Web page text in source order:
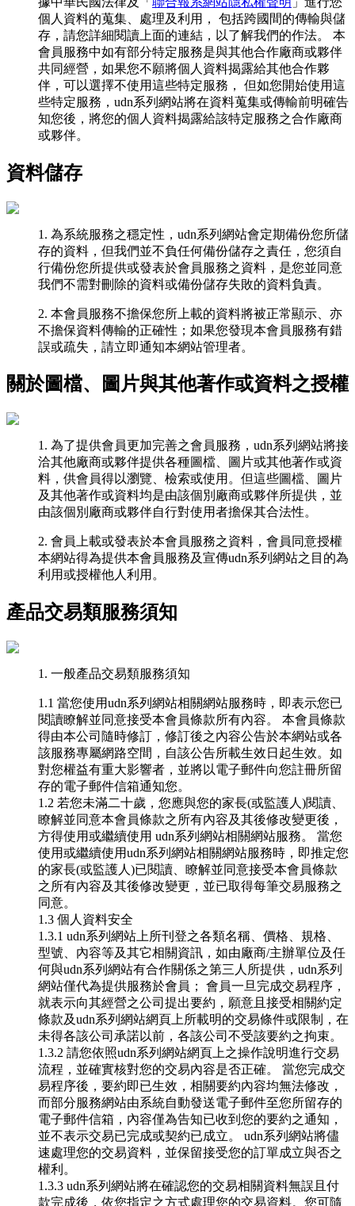
個人資料的蒐集、處理及利用， 包括跨國間的傳輸與儲
存，請您詳細閱讀上面的連結，以了解我們的作法。 本
會員服務中如有部分特定服務是與其他合作廠商或夥伴
共同經營，如果您不願將個人資料揭露給其他合作夥
伴，可以選擇不使用這些特定服務， 但如您開始使用這
些特定服務，udn系列網站將在資料蒐集或傳輸前明確告
知您後，將您的個人資料揭露給該特定服務之合作廠商
或夥伴。
資料儲存
1. 為系統服務之穩定性，udn系列網站會定期備份您所儲
存的資料，但我們並不負任何備份儲存之責任，您須自
行備份您所提供或發表於會員服務之資料，是您並同意
我們不需對刪除的資料或備份儲存失敗的資料負責。
2. 本會員服務不擔保您所上載的資料將被正常顯示、亦
不擔保資料傳輸的正確性；如果您發現本會員服務有錯
誤或疏失，請立即通知本網站管理者。
關於圖檔、圖片與其他著作或資料之授權
1. 為了提供會員更加完善之會員服務，udn系列網站將接
洽其他廠商或夥伴提供各種圖檔、圖片或其他著作或資
料，供會員得以瀏覽、檢索或使用。但這些圖檔、圖片
及其他著作或資料均是由該個別廠商或夥伴所提供，並
由該個別廠商或夥伴自行對使用者擔保其合法性。
2. 會員上載或發表於本會員服務之資料，會員同意授權
本網站得為提供本會員服務及宣傳udn系列網站之目的為
利用或授權他人利用。
產品交易類服務須知
1. 一般產品交易類服務須知
1.1 當您使用udn系列網站相關網站服務時，即表示您已
閱讀瞭解並同意接受本會員條款所有內容。 本會員條款
得由本公司隨時修訂，修訂後之內容公告於本網站或各
該服務專屬網路空間，自該公告所載生效日起生效。如
對您權益有重大影響者，並將以電子郵件向您註冊所留
存的電子郵件信箱通知您。
1.2 若您未滿二十歲，您應與您的家長(或監護人)閱讀、
瞭解並同意本會員條款之所有內容及其後修改變更後，
方得使用或繼續使用 udn系列網站相關網站服務。 當您
使用或繼續使用udn系列網站相關網站服務時，即推定您
的家長(或監護人)已閱讀、瞭解並同意接受本會員條款
之所有內容及其後修改變更，並已取得每筆交易服務之
同意。
1.3 個人資料安全
1.3.1 udn系列網站上所刊登之各類名稱、價格、規格、
型號、內容等及其它相關資訊，如由廠商/主辦單位及任
何與udn系列網站有合作關係之第三人所提供，udn系列
網站僅代為提供服務於會員； 會員一旦完成交易程序，
就表示向其經營之公司提出要約，願意且接受相關約定
條款及udn系列網站網頁上所載明的交易條件或限制，在
未得各該公司承諾以前，各該公司不受該要約之拘束。
1.3.2 請您依照udn系列網站網頁上之操作說明進行交易
流程，並確實核對您的交易內容是否正確。 當您完成交
易程序後，要約即已生效，相關要約內容均無法修改，
而部分服務網站由系統自動發送電子郵件至您所留存的
電子郵件信箱，內容僅為告知已收到您的要約之通知，
並不表示交易已完成或契約已成立。 udn系列網站將儘
速處理您的交易資料，並保留接受您的訂單成立與否之
權利。
1.3.3 udn系列網站將在確認您的交易相關資料無誤且付
款完成後，依您指定之方式處理您的交易資料。您可隨